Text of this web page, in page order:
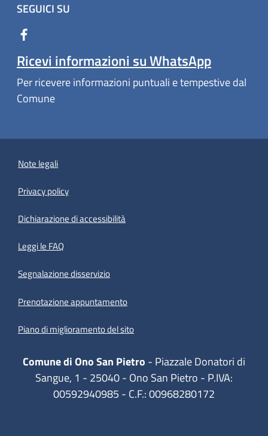
SEGUICI SU
Ricevi informazioni su WhatsApp
Per ricevere informazioni puntuali e tempestive dal
Comune
Note legali
Privacy policy
Dichiarazione di accessibilità
Leggi le FAQ
Segnalazione disservizio
Prenotazione appuntamento
Piano di miglioramento del sito
Comune di Ono San Pietro - Piazzale Donatori di
Sangue, 1 - 25040 - Ono San Pietro - P.IVA:
00592940985 - C.F.: 00968280172